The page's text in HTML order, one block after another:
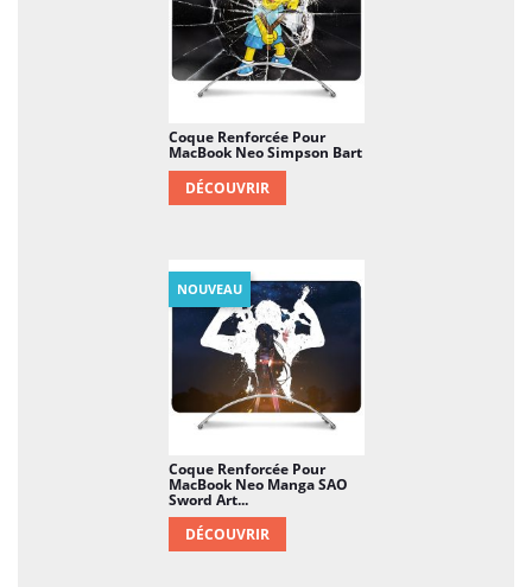
Coque Renforcée Pour
MacBook Neo Simpson Bart
DÉCOUVRIR
Coque Renforcée Pour
MacBook Neo Manga SAO
Sword Art...
DÉCOUVRIR
NOUVEAU